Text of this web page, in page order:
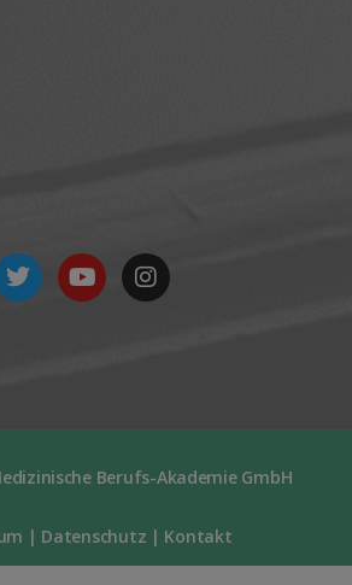
Berufs-Akademie GmbH
| Datenschutz | Kontakt